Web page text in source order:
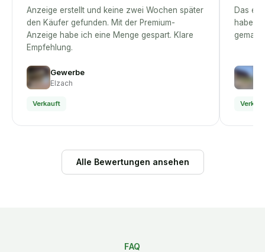
Anzeige erstellt und keine zwei Wochen später
den Käufer gefunden. Mit der Premium-
Anzeige habe ich eine Menge gespart. Klare
Empfehlung.
Gewerbe
Elzach
Verkauft
Das
habe –
Alle Bewertungen ansehen
FAQ